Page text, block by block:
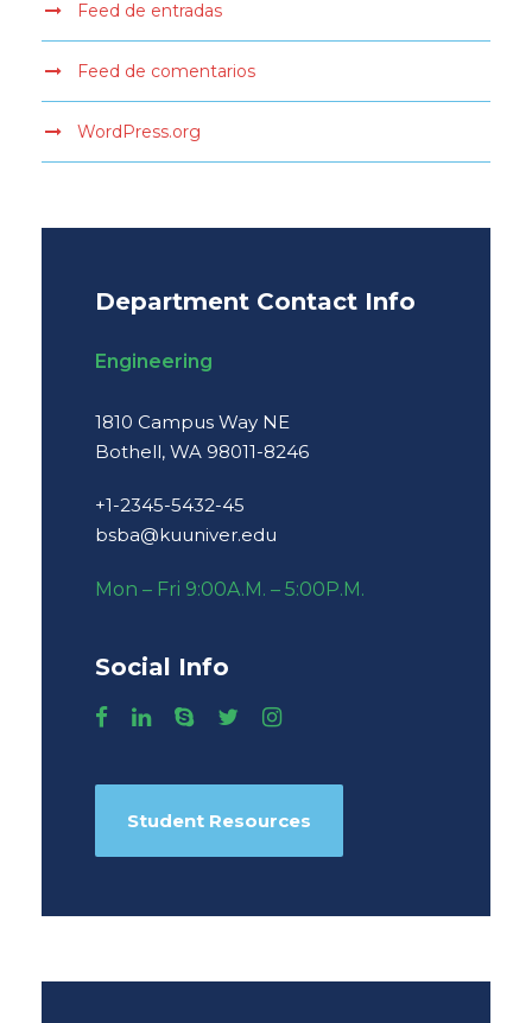
Feed de entradas
Feed de comentarios
WordPress.org
Department Contact Info
Engineering
1810 Campus Way NE
Bothell, WA 98011-8246
+1-2345-5432-45
bsba@kuuniver.edu
Mon – Fri 9:00A.M. – 5:00P.M.
Social Info
Student Resources